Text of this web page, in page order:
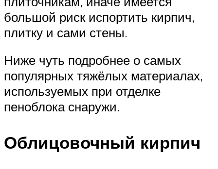
большой риск испортить кирпич,
плитку и сами стены.
Ниже чуть подробнее о самых
популярных тяжёлых материалах,
используемых при отделке
пеноблока снаружи.
Облицовочный кирпич